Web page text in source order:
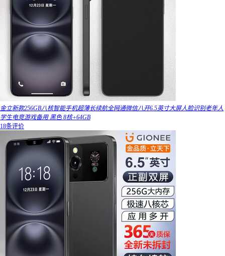
金立新款256GB八核智能手机超薄长续航全网通微信八开6.5英寸大屏人脸识别老年人
学生电竞游戏备用 黑色 8核+64GB
18条评价